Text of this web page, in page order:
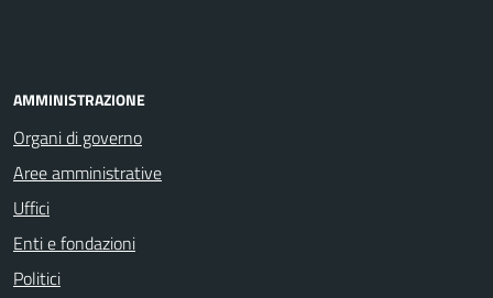
AMMINISTRAZIONE
Organi di governo
Aree amministrative
Uffici
Enti e fondazioni
Politici